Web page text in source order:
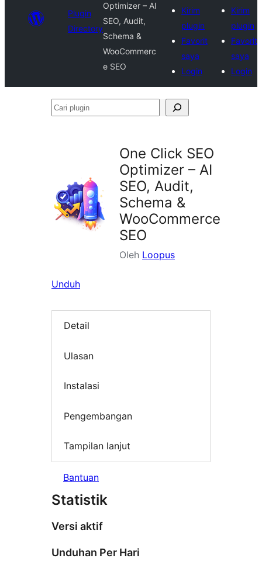
Plugin
Directory
Optimizer – AI
SEO, Audit,
Schema &
WooCommerc
e SEO
Kirim
plugin
Favorit
saya
Login
Kirim
plugin
Favorit
saya
Login
Cari
One Click SEO
Optimizer – AI
SEO, Audit,
Schema &
WooCommerce
SEO
Oleh Loopus
Unduh
Detail
Ulasan
Instalasi
Pengembangan
Tampilan lanjut
Bantuan
Statistik
Versi aktif
Unduhan Per Hari